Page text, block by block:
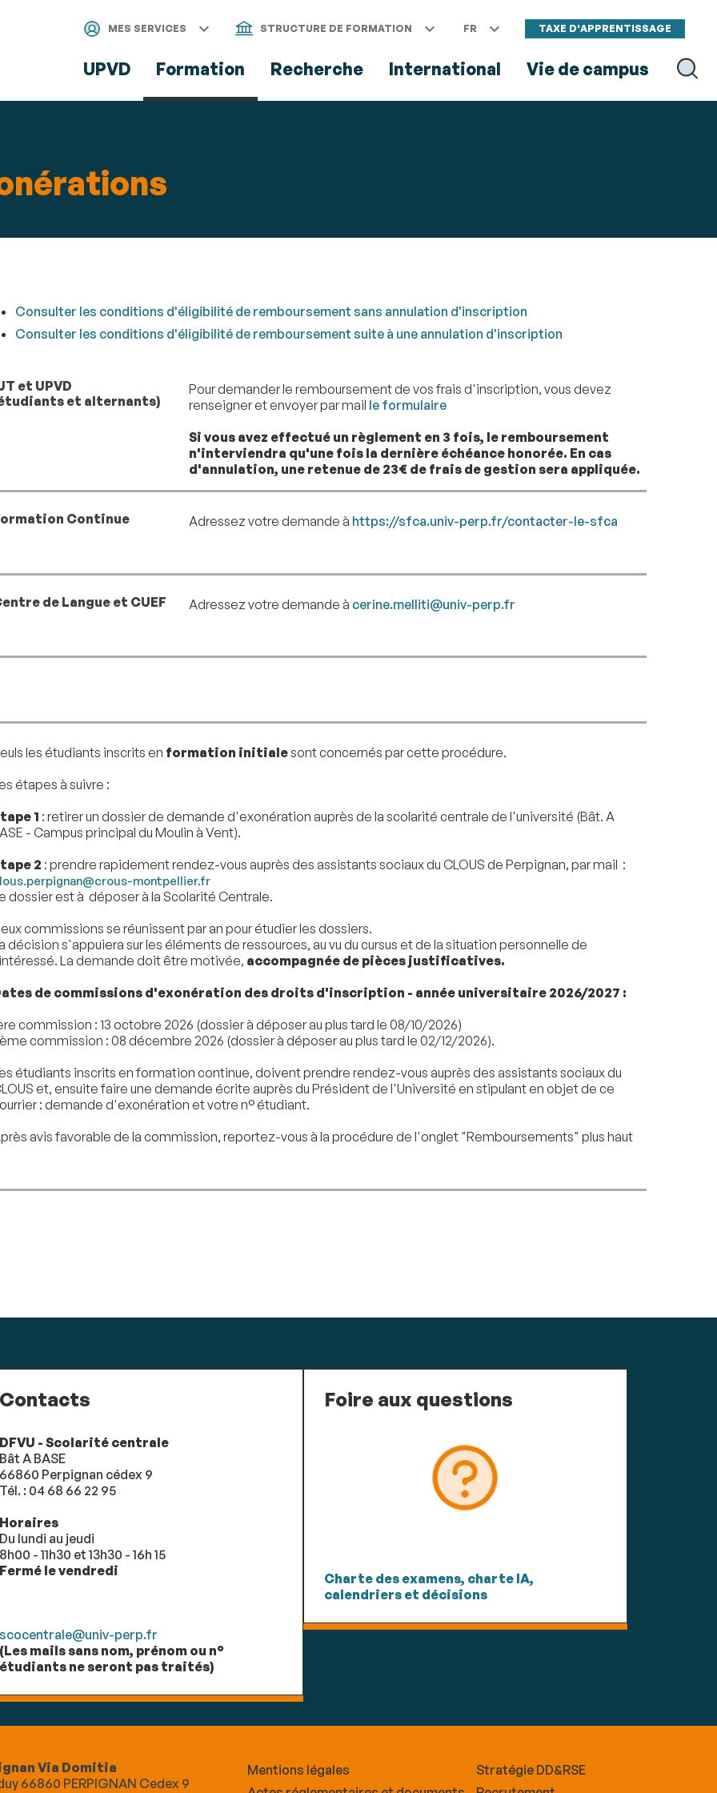
au
directs
MES SERVICES STRUCTURE DE FORMATION FR TAXE D'APPRENTISSAGE
UPVD Formation Recherche International Vie de campus
Consulter les conditions d'éligibilité de remboursement sans annulation d'inscription
Consulter les conditions d'éligibilité de remboursement suite à une annulation d'inscription
et UPVD
et alternants)
Pour demander le remboursement de vos frais d'inscription, vous devez
renseigner et envoyer par mail le formulaire
Si vous avez effectué un règlement en 3 fois, le remboursement
n'interviendra qu'une fois la dernière échéance honorée. En cas
d'annulation, une retenue de 23€ de frais de gestion sera appliquée.
Continue Adressez votre demande à https://sfca.univ-perp.fr/contacter-le-sfca
de Langue et CUEF Adressez votre demande à cerine.melliti@univ-perp.fr
les étudiants inscrits en formation initialesont concernés par cette procédure.
étapes à suivre :
1 : retirer un dossier de demande d'exonération auprès de la scolarité centrale de l'université (Bât. A
- Campus principal du Moulin à Vent).
2 : prendre rapidement rendez-vous auprès des assistants sociaux du CLOUS de Perpignan, par mail :
montpellier.fr
dossier est à déposer à la Scolarité Centrale.
commissions se réunissent par an pour étudier les dossiers.
décision s'appuiera sur les éléments de ressources, au vu du cursus et de la situation personnelle de
La demande doit être motivée, accompagnée de pièces justificatives.
de commissions d'exonération des droits d'inscription - année universitaire 2026/2027 :
commission : 13 octobre 2026 (dossier à déposer au plus tard le 08/10/2026)
commission : 08 décembre 2026 (dossier à déposer au plus tard le 02/12/2026).
étudiants inscrits en formation continue, doivent prendre rendez-vous auprès des assistants sociaux du
et, ensuite faire une demande écrite auprès du Président de l'Université en stipulant en objet de ce
: demande d'exonération et votre n° étudiant.
avis favorable de la commission, reportez-vous à la procédure de l'onglet "Remboursements" plus haut
Contacts
DFVU - Scolarité centrale
Bât A BASE
66860 Perpignan cédex 9
Tél. : 04 68 66 22 95
Horaires
Du lundi au jeudi
8h00 - 11h30 et 13h30 - 16h 15
Fermé le vendredi
scocentrale@univ-perp.fr
(Les mails sans nom, prénom ou n°
étudiants ne seront pas traités)
Foire aux questions
Charte des examens, charte IA,
calendriers et décisions
Via Domitia
66860 PERPIGNAN Cedex 9
Mentions légales
Stratégie DD&RSE